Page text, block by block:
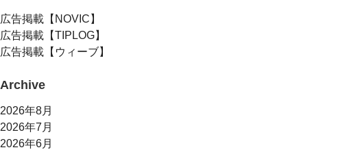
広告掲載【NOVIC】
広告掲載【TIPLOG】
広告掲載【ウィーブ】
Archive
2026年8月
2026年7月
2026年6月